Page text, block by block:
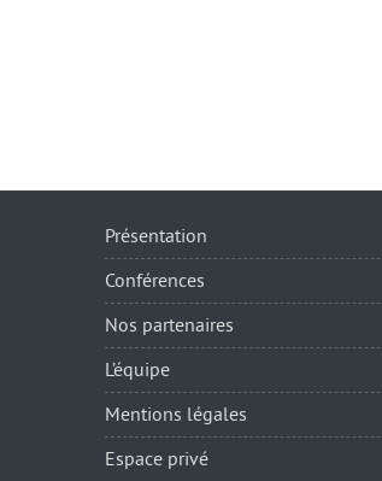
Présentation
Conférences
Nos partenaires
L’équipe
Mentions légales
Espace privé